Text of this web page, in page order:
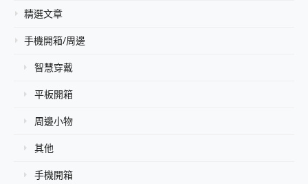
精選文章
手機開箱/周邊
智慧穿戴
平板開箱
周邊小物
其他
手機開箱